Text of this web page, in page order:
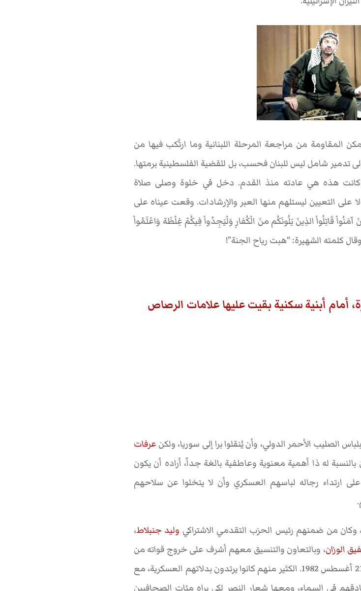
المقاومة من مراجعة المرحلة اللبنانية وما ارتُكب فيها من
شامل ليس للبنان فحسب، بل للقضية الفلسطينية برمتها.
وكانت هذه هي عادته منذ القدم. دخل في خلوة وصلى صلاة
على التعيين ليستلهم منها العبر والإرشادات. وقعت عيناه على
على الآية 123: “يَا أَيهَا الذِينَ آمَنُواْ قَاتِلُواْ الذِينَ يَلُونَكُم منَ الْكُفارِ وَلْيَجِدُواْ فِيكُمْ غِلْظَة وَاعْلَمُواْ
كلمته الشهيرة: “هبت رياح الجنة”!
أمام أبنية سكنية بقيت عليها علامات الرصاص
الصليب الأحمر الدولي، وأن يُنقلوا برا إلى سوريا، ولكن عرفات
له ذا أهمية معنوية وعاطفية بالغة جداً، أراده أن يكون
ارتداء رجاله لباسهم العسكري وأن لا يتخلوا عن سلاحهم
وكان من ضمنهم رئيس الحزب التقدمي الاشتراكي وليد جنبلاط،
الوزان، وبالتعاون والتنسيق معهم أشرف على خروج قواته من
بيروت أفواجا على متن سفن قبرصية، ابتداء من 21 أغسطس 1982. الكثير منهم كانوا يرتدون بدلاتهم العسكرية، مع
في السماء، ومعها شعار النصر لكي يراه مئات الصحافيين